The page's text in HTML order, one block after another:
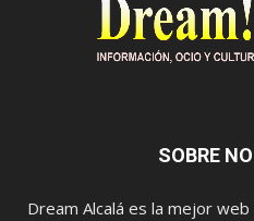
SOBRE
Dream Alcalá es la mejor